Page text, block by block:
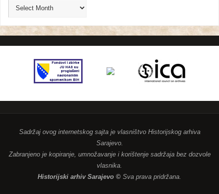
Sadržaj ovog internetskog sajta je vlasništvo Historijskog arhiva
Sarajevo.
Zabranjeno je kopiranje, umnožavanje i korištenje sadržaja bez dozvole
vlasnika.
Historijski arhiv Sarajevo © Sva prava pridržana.